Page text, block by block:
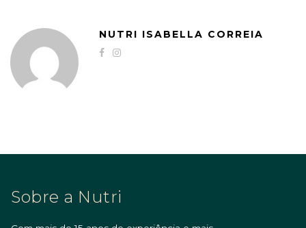
NUTRI ISABELLA CORREIA
Sobre a Nutri